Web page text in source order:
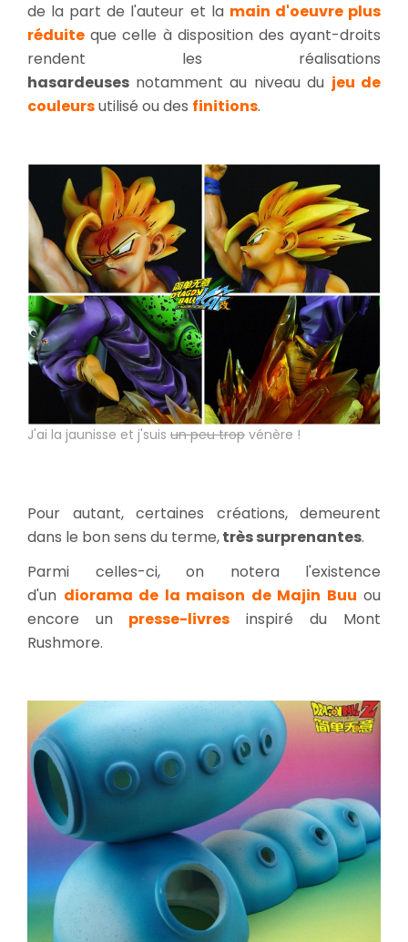
de la part de l'auteur et la main d'oeuvre plus
réduite que celle à disposition des ayant-droits
rendent les réalisations
hasardeuses notamment au niveau du jeu de
couleursutilisé ou des finitions.
J'ai la jaunisse et j'suis un peu trop vénère !
Pour autant, certaines créations, demeurent
dans le bon sens du terme,très surprenantes.
Parmi celles-ci, on notera l'existence
d'un diorama de la maison de Majin Buu ou
encore un presse-livres inspiré du Mont
Rushmore.